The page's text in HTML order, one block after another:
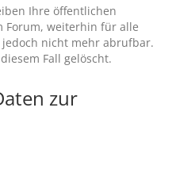
Ihre öffentlichen
Forum, weiterhin für alle
nicht mehr abrufbar.
Fall gelöscht.
zur